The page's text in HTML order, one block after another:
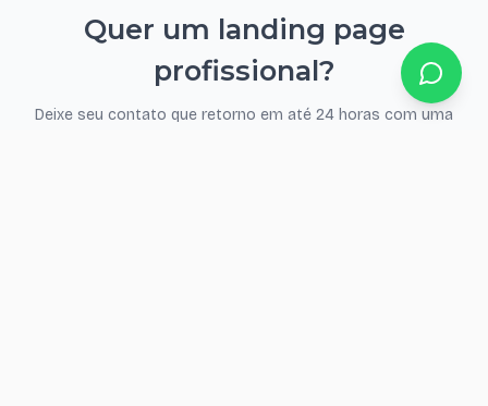
Quer um landing page
profissional?
Deixe seu contato que retorno em até 24 horas com uma